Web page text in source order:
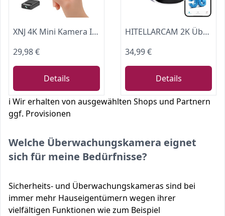
XNJ 4K Mini Kamera Innen Akku, 2.4/5 Ghz WLAN Innenkamera
29,98 €
Details
HITELLARCAM 2K Überwachungskamera Außen Akku mit 5GHz/2.4GHz WLAN
34,99 €
Details
ℹ️ Wir erhalten von ausgewählten Shops und Partnern
ggf. Provisionen
Welche Überwachungskamera eignet
sich für meine Bedürfnisse?
Sicherheits- und Überwachungskameras sind bei
immer mehr Hauseigentümern wegen ihrer
vielfältigen Funktionen wie zum Beispiel